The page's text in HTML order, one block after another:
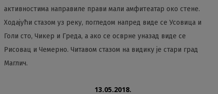
13.05.2018.
активностима направиле прави мали амфитеатар око стене.
Ходајући стазом уз реку, погледом напред виде се Усовица и
Голи сто, Чикер и Греда, а ако се осврне уназад виде се
Рисовац и Чемерно. Читавом стазом на видику је стари град
Маглич.